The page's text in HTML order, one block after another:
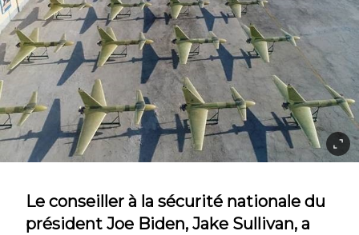
Le conseiller à la sécurité nationale du
président Joe Biden, Jake Sullivan, a